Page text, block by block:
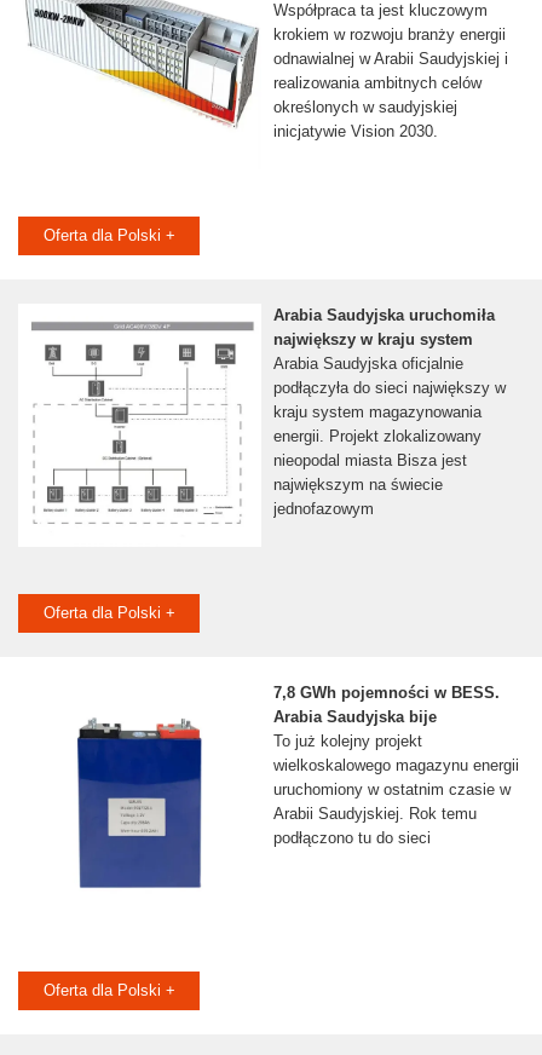
Współpraca ta jest kluczowym
krokiem w rozwoju branży energii
odnawialnej w Arabii Saudyjskiej i
realizowania ambitnych celów
określonych w saudyjskiej
inicjatywie Vision 2030.
Oferta dla Polski +
Arabia Saudyjska uruchomiła
największy w kraju system
Arabia Saudyjska oficjalnie
podłączyła do sieci największy w
kraju system magazynowania
energii. Projekt zlokalizowany
nieopodal miasta Bisza jest
największym na świecie
jednofazowym
Oferta dla Polski +
7,8 GWh pojemności w BESS.
Arabia Saudyjska bije
To już kolejny projekt
wielkoskalowego magazynu energii
uruchomiony w ostatnim czasie w
Arabii Saudyjskiej. Rok temu
podłączono tu do sieci
Oferta dla Polski +